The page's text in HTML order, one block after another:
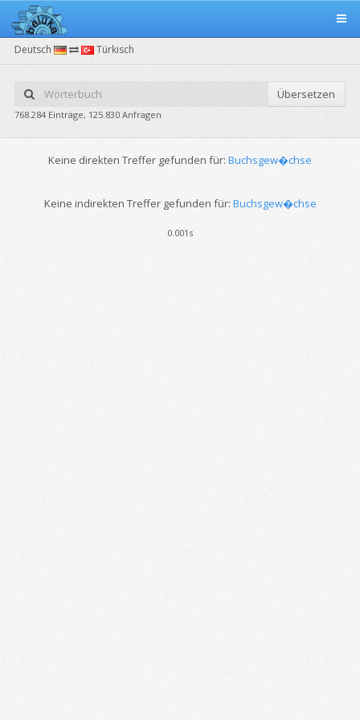
Deutsch Türkisch
Übersetzen
768.284 Einträge, 125.830 Anfragen
Keine direkten Treffer gefunden für: Buchsgew�chse
Keine indirekten Treffer gefunden für: Buchsgew�chse
0.001s